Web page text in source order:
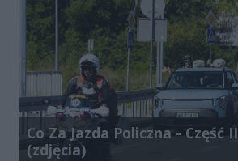
Co Za Jazda Policzna - Część II
(zdjęcia)